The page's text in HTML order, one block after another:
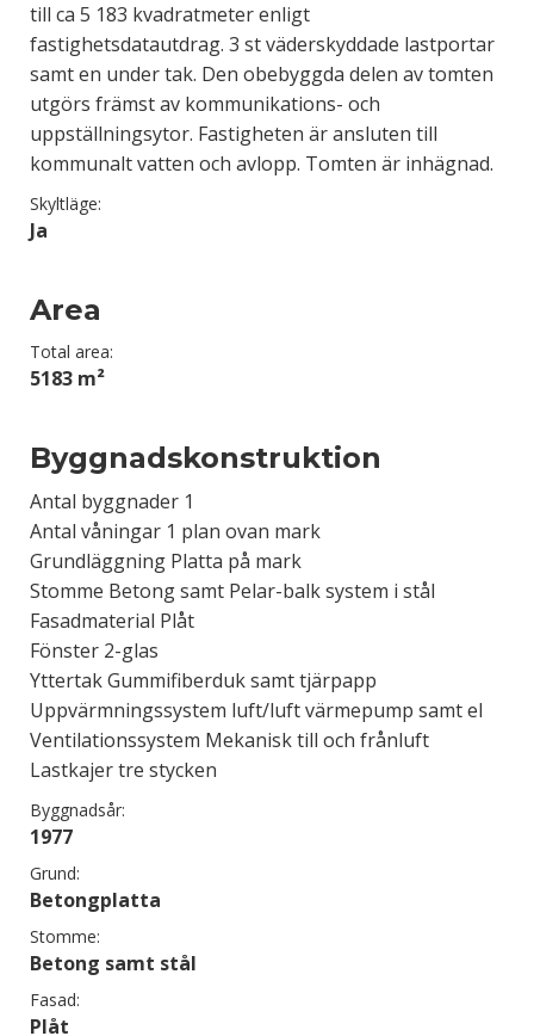
till ca 5 183 kvadratmeter enligt
fastighetsdatautdrag. 3 st väderskyddade lastportar
samt en under tak. Den obebyggda delen av tomten
utgörs främst av kommunikations- och
uppställningsytor. Fastigheten är ansluten till
kommunalt vatten och avlopp. Tomten är inhägnad.
Skyltläge:
Ja
Area
Total area:
5183 m²
Byggnadskonstruktion
Antal byggnader 1
Antal våningar 1 plan ovan mark
Grundläggning Platta på mark
Stomme Betong samt Pelar-balk system i stål
Fasadmaterial Plåt
Fönster 2-glas
Yttertak Gummifiberduk samt tjärpapp
Uppvärmningssystem luft/luft värmepump samt el
Ventilationssystem Mekanisk till och frånluft
Lastkajer tre stycken
Byggnadsår:
1977
Grund:
Betongplatta
Stomme:
Betong samt stål
Fasad:
Plåt